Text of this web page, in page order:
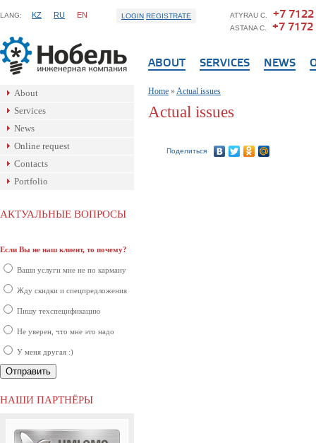
LANG: KZ RU EN LOGIN REGISTRATE ATYRAU C. +7 7122
ASTANA C. +7 7172
ABOUT SERVICES NEWS
About
Services
News
Online request
Contacts
Portfolio
АКТУАЛЬНЫЕ ВОПРОСЫ
Если Вы не наш клиент, то почему?
Ваши услуги мне не по карману
Жду скидки и спецпредложения
Пишу техспецификацию
Не уверен, что мне это надо
У меня другая :)
НАШИ ПАРТНЁРЫ
Home »Actual issues
Actual issues
Поделиться